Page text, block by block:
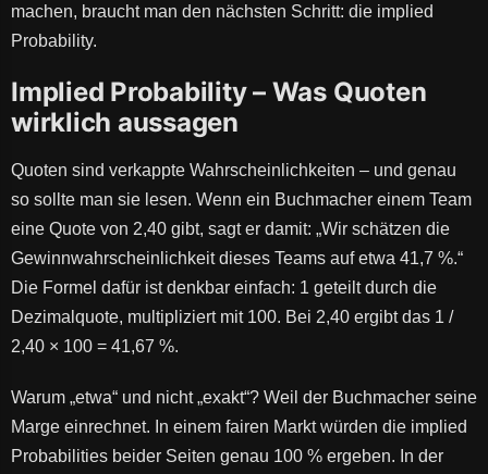
machen, braucht man den nächsten Schritt: die implied
Probability.
Implied Probability – Was Quoten
wirklich aussagen
Quoten sind verkappte Wahrscheinlichkeiten – und genau
so sollte man sie lesen. Wenn ein Buchmacher einem Team
eine Quote von 2,40 gibt, sagt er damit: „Wir schätzen die
Gewinnwahrscheinlichkeit dieses Teams auf etwa 41,7 %.“
Die Formel dafür ist denkbar einfach: 1 geteilt durch die
Dezimalquote, multipliziert mit 100. Bei 2,40 ergibt das 1 /
2,40 × 100 = 41,67 %.
Warum „etwa“ und nicht „exakt“? Weil der Buchmacher seine
Marge einrechnet. In einem fairen Markt würden die implied
Probabilities beider Seiten genau 100 % ergeben. In der